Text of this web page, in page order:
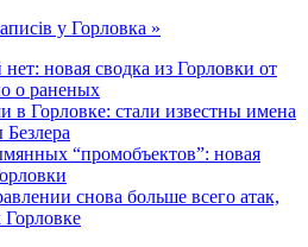
у Горловка »
новая сводка из Горловки от
о раненых
в Горловке: стали известны имена
“промобъектов”: новая
снова больше всего атак,